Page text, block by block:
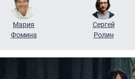
Мария
Фомина
Сергей
Ролин